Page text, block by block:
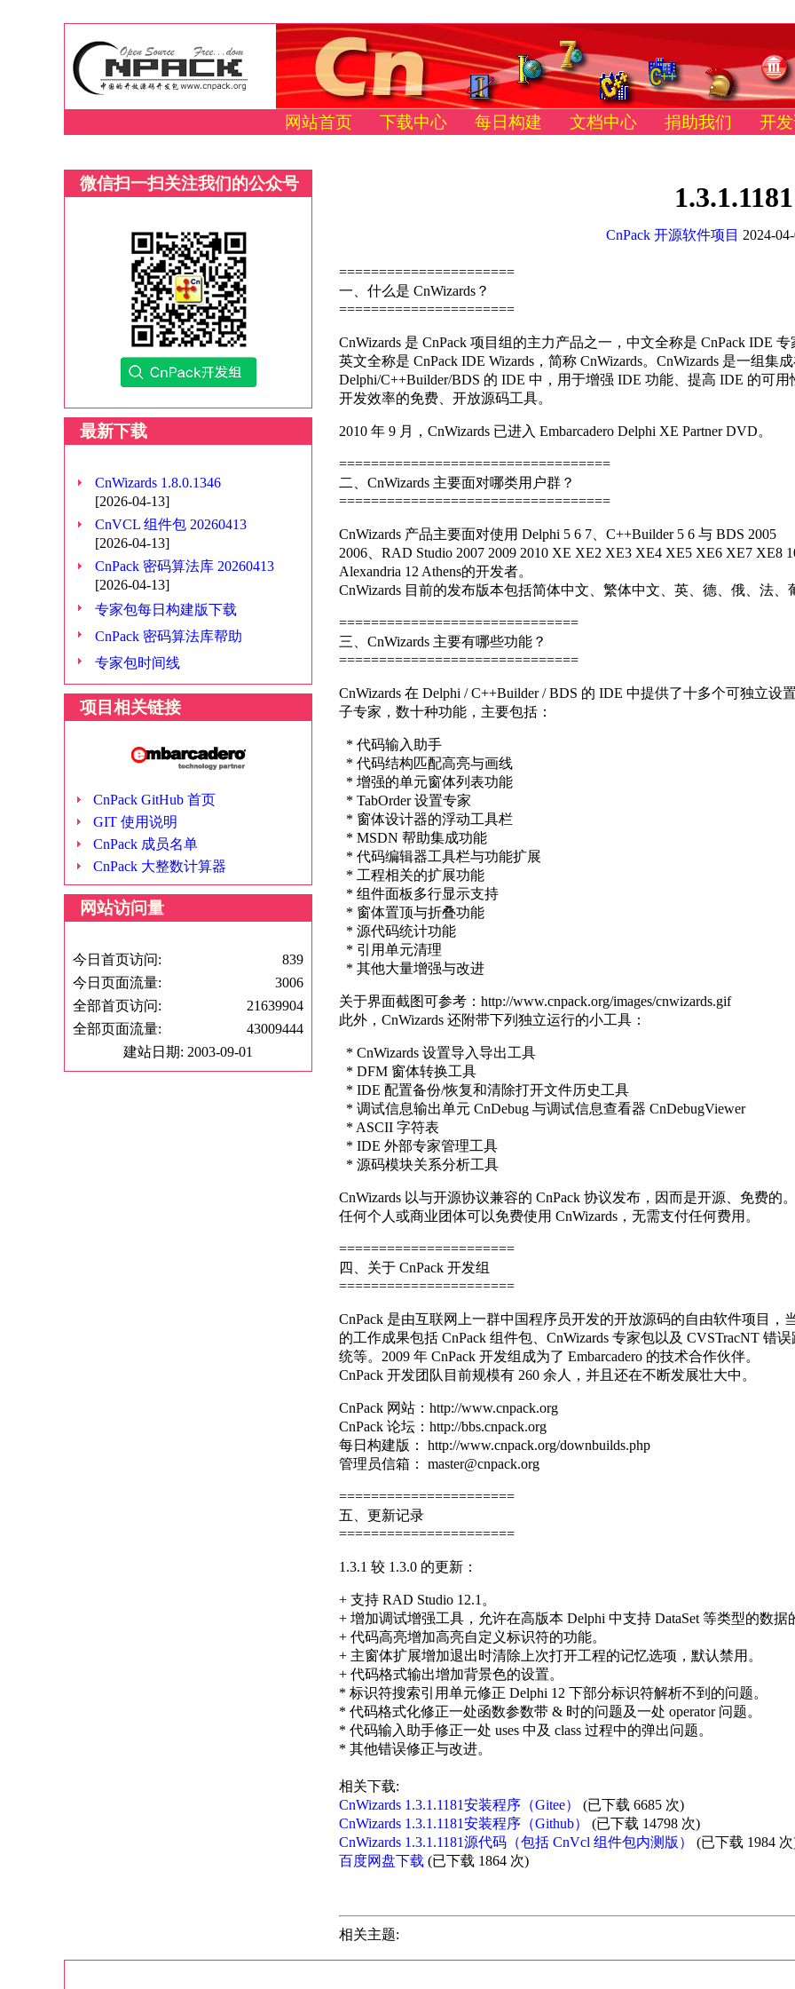
网站首页 下载中心 每日构建 文档中心 捐助我们 开
微信扫一扫关注我们的公众号
最新下载
CnWizards 1.8.0.1346
[2026-04-13]
CnVCL 组件包 20260413
[2026-04-13]
CnPack 密码算法库 20260413
[2026-04-13]
专家包每日构建版下载
CnPack 密码算法库帮助
专家包时间线
项目相关链接
CnPack GitHub 首页
GIT 使用说明
CnPack 成员名单
CnPack 大整数计算器
网站访问量
今日首页访问:
839
今日页面流量:
3006
全部首页访问:
21639904
全部页面流量:
43009444
建站日期: 2003-09-01
1.3.1.1181
CnPack 开源软件项目 2024-
======================
一、什么是 CnWizards？
======================
CnWizards 是 CnPack 项目组的主力产品之一，中文全称是 CnPack IDE 专
英文全称是 CnPack IDE Wizards，简称 CnWizards。CnWizards 是一组集
Delphi/C++Builder/BDS 的 IDE 中，用于增强 IDE 功能、提高 IDE 的可用
开发效率的免费、开放源码工具。
2010 年 9 月，CnWizards 已进入 Embarcadero Delphi XE Partner DVD。
==================================
二、CnWizards 主要面对哪类用户群？
==================================
CnWizards 产品主要面对使用 Delphi 5 6 7、C++Builder 5 6 与 BDS 2005
2006、RAD Studio 2007 2009 2010 XE XE2 XE3 XE4 XE5 XE6 XE7 XE8
Alexandria 12 Athens的开发者。
CnWizards 目前的发布版本包括简体中文、繁体中文、英、德、俄、法、
==============================
三、CnWizards 主要有哪些功能？
==============================
CnWizards 在 Delphi / C++Builder / BDS 的 IDE 中提供了十多个可独立设
子专家，数十种功能，主要包括：
* 代码输入助手
* 代码结构匹配高亮与画线
* 增强的单元窗体列表功能
* TabOrder 设置专家
* 窗体设计器的浮动工具栏
* MSDN 帮助集成功能
* 代码编辑器工具栏与功能扩展
* 工程相关的扩展功能
* 组件面板多行显示支持
* 窗体置顶与折叠功能
* 源代码统计功能
* 引用单元清理
* 其他大量增强与改进
关于界面截图可参考：http://www.cnpack.org/images/cnwizards.gif
此外，CnWizards 还附带下列独立运行的小工具：
* CnWizards 设置导入导出工具
* DFM 窗体转换工具
* IDE 配置备份/恢复和清除打开文件历史工具
* 调试信息输出单元 CnDebug 与调试信息查看器 CnDebugViewer
* ASCII 字符表
* IDE 外部专家管理工具
* 源码模块关系分析工具
CnWizards 以与开源协议兼容的 CnPack 协议发布，因而是开源、免费的。
任何个人或商业团体可以免费使用 CnWizards，无需支付任何费用。
======================
四、关于 CnPack 开发组
======================
CnPack 是由互联网上一群中国程序员开发的开放源码的自由软件项目，
的工作成果包括 CnPack 组件包、CnWizards 专家包以及 CVSTracNT 错
统等。2009 年 CnPack 开发组成为了 Embarcadero 的技术合作伙伴。
CnPack 开发团队目前规模有 260 余人，并且还在不断发展壮大中。
CnPack 网站：http://www.cnpack.org
CnPack 论坛：http://bbs.cnpack.org
每日构建版： http://www.cnpack.org/downbuilds.php
管理员信箱： master@cnpack.org
======================
五、更新记录
======================
1.3.1 较 1.3.0 的更新：
+ 支持 RAD Studio 12.1。
+ 增加调试增强工具，允许在高版本 Delphi 中支持 DataSet 等类型的数据
+ 代码高亮增加高亮自定义标识符的功能。
+ 主窗体扩展增加退出时清除上次打开工程的记忆选项，默认禁用。
+ 代码格式输出增加背景色的设置。
* 标识符搜索引用单元修正 Delphi 12 下部分标识符解析不到的问题。
* 代码格式化修正一处函数参数带 & 时的问题及一处 operator 问题。
* 代码输入助手修正一处 uses 中及 class 过程中的弹出问题。
* 其他错误修正与改进。
相关下载:
CnWizards 1.3.1.1181安装程序（Gitee）
(已下载 6685 次)
CnWizards 1.3.1.1181安装程序（Github）
(已下载 14798 次)
CnWizards 1.3.1.1181源代码（包括 CnVcl 组件包内测版）
(已下载 1984
百度网盘下载 (已下载 1864 次)
相关主题: